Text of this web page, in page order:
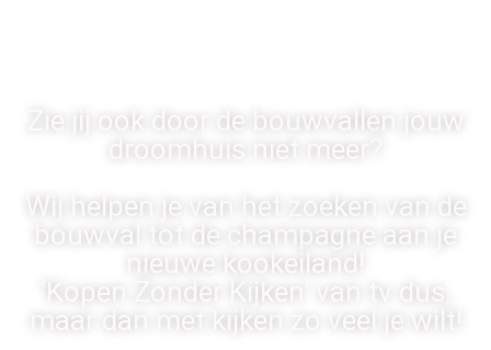
Zie jij ook door de bouwvallen jouw
droomhuis niet meer?
Wij helpen je van het zoeken van de
bouwval tot de champagne aan je
nieuwe kookeiland!
‘Kopen Zonder Kijken’ van tv dus,
maar dan met kijken zo veel je wilt!